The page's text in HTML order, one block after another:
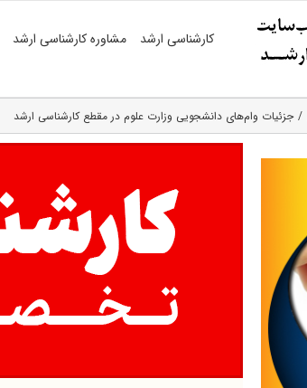
کارشناسی ارشد مشاوره کارشناسی ارشد
جزئیات وام‌های دانشجویی وزارت علوم در مقطع کارشناسی ارشد